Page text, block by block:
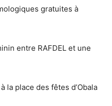
gratuites à
entre RAFDEL et une
la place des fêtes d’Obala